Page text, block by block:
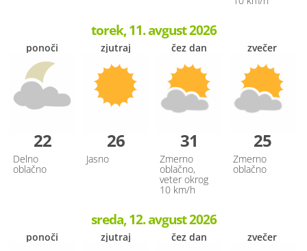
torek, 11. avgust 2026
ponoči
22
Delno
oblačno
zjutraj
26
Jasno
čez dan
31
Zmerno
oblačno,
veter okrog
10 km/h
zvečer
25
Zmerno
oblačno
sreda, 12. avgust 2026
ponoči zjutraj čez dan zvečer